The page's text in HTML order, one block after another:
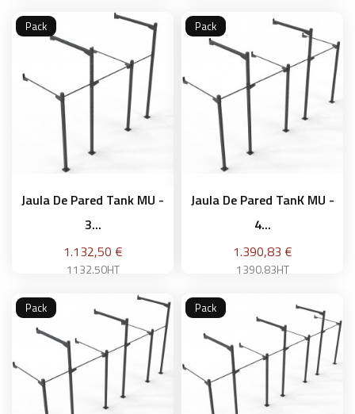
Añadir a la cesta Añadir a la cesta
Jaula De Pared Tank MU -
3...
Precio
1.132,50 €
1132.50HT
Añadir a la cesta
Pack
Jaula De Pared TanK MU -
4...
Precio
1.390,83 €
1390.83HT
Añadir a la cesta
Pack
Pack Pack